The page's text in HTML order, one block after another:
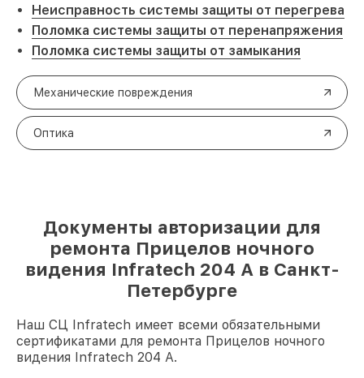
Неисправность системы защиты от перегрева
Поломка системы защиты от перенапряжения
Поломка системы защиты от замыкания
Механические повреждения
Оптика
Документы авторизации для
ремонта Прицелов ночного
видения Infratech 204 А в Санкт-
Петербурге
Наш СЦ Infratech имеет всеми обязательными
сертификатами для ремонта Прицелов ночного
видения Infratech 204 А.